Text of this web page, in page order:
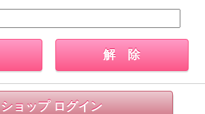
ショップ ログイン